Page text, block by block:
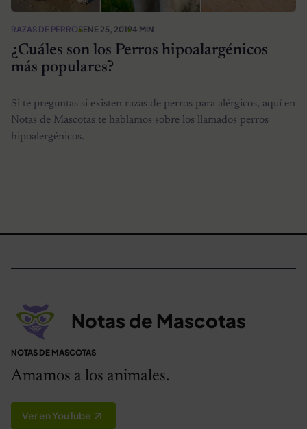
RAZAS DE PERROSENE 25, 20194 MIN
¿Cuáles son los Perros hipoalargénicos
más populares?
Si te preguntas si existen razas de perros para alérgicos, aquí en
Notas de Mascotas te hablamos sobre los llamados perros
hipoalergénicos.
Notas de Mascotas
NOTAS DE MASCOTAS
Amamos a los animales.
Ver en YouTube